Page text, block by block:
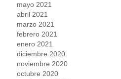
mayo 2021
abril 2021
marzo 2021
febrero 2021
enero 2021
diciembre 2020
noviembre 2020
octubre 2020